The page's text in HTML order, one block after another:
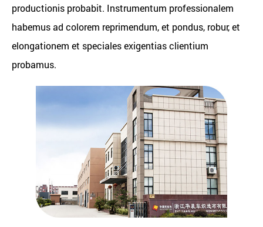
productionis probabit. Instrumentum professionalem
habemus ad colorem reprimendum, et pondus, robur, et
elongationem et speciales exigentias clientium
probamus.